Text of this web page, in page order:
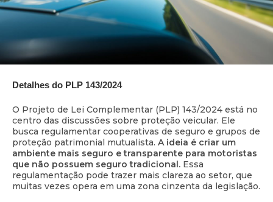
Detalhes do PLP 143/2024
O Projeto de Lei Complementar (PLP) 143/2024 está no
centro das discussões sobre proteção veicular. Ele
busca regulamentar cooperativas de seguro e grupos de
proteção patrimonial mutualista. A ideia é criar um
ambiente mais seguro e transparente para motoristas
que não possuem seguro tradicional. Essa
regulamentação pode trazer mais clareza ao setor, que
muitas vezes opera em uma zona cinzenta da legislação.